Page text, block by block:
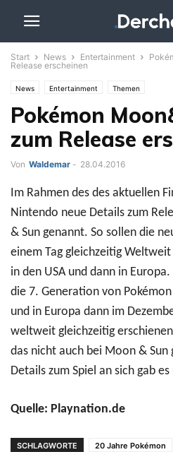
Start News Entertainment
Release erscheinen
News Entertainment Themen
Pokémon
zum Release
Von Waldemar - 28.04.2016
Im Rahmen des des aktuellen
Nintendo neue Details zum
& Sun genannt. So sollen die
einem Tag gleichzeitig
in den USA und dann in
die 7. Generation von
und in Europa dann im
weltweit gleichzeitig
das nicht auch bei Moon &
Details zum Spiel an sich gab
Quelle: Playnation.de
SCHLAGWORTE 20 Jahre Pokémon